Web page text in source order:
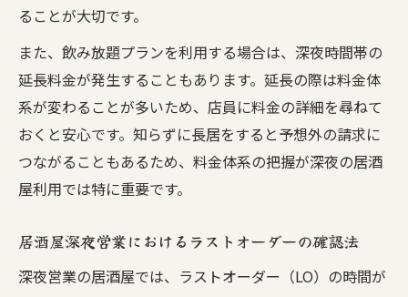
ることが大切です。
また、飲み放題プランを利用する場合は、深夜時間帯の
延長料金が発生することもあります。延長の際は料金体
系が変わることが多いため、店員に料金の詳細を尋ねて
おくと安心です。知らずに長居をすると予想外の請求に
つながることもあるため、料金体系の把握が深夜の居酒
屋利用では特に重要です。
居酒屋深夜営業におけるラストオーダーの確認法
深夜営業の居酒屋では、ラストオーダー（LO）の時間が